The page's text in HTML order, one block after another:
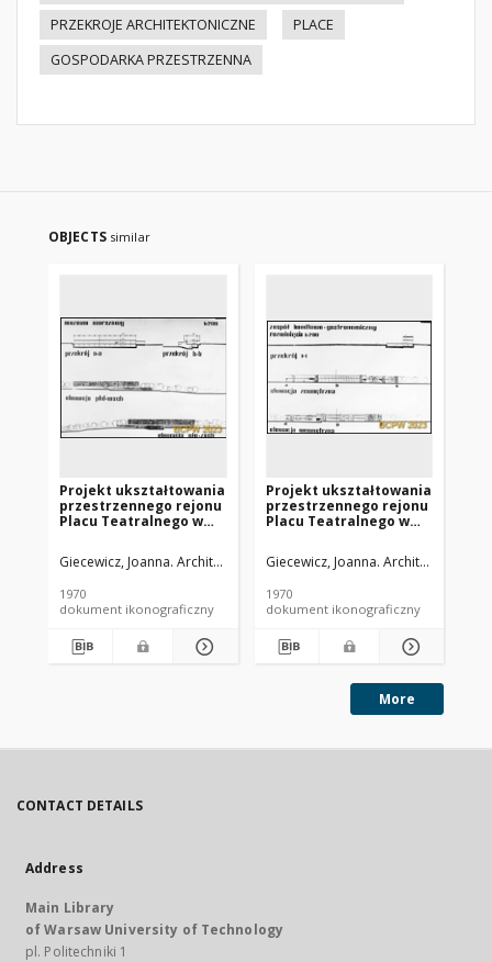
PRZEKROJE ARCHITEKTONICZNE
PLACE
GOSPODARKA PRZESTRZENNA
OBJECTS similar
Projekt ukształtowania
przestrzennego rejonu
Placu Teatralnego w
SARP nr 447 : praca nr
43, III nagroda. Zdj. 3,
elewacji południowo-
wschodniej oraz
Muzeum Warszawy
Giecewicz, Joanna. Architekt
1970
dokument ikonograficzny
Projekt ukształtowania
przestrzennego rejonu
Placu Teatralnego w
SARP nr 447 : praca nr
43, III nagroda. Zdj. 5,
gastronomiczny,
rozwinięcia, przekroje
zewnętrzna i
wewnętrzna
Giecewicz, Joanna. Architekt
1970
dokument ikonograficzny
More
CONTACT DETAILS
Address
Main Library
of Warsaw University of Technology
pl. Politechniki 1